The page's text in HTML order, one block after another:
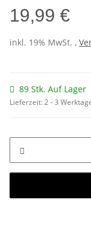
19,99 €
inkl. 19% MwSt. ,
89 Stk. Auf Lager
Lieferzeit:2 - 3